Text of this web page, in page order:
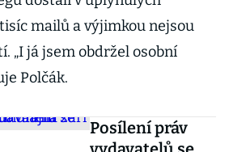
mailů a výjimkou nejsou
„I já jsem obdržel osobní
Polčák.
Posílení práv